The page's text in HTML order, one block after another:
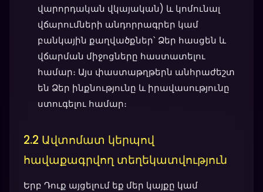
վարորդական վկայական) և կոմունալ
վճարումների անդորրագրեր կամ
բանկային քաղվածքներ՝ Ձեր հասցեն և
վճարման միջոցները հաստատելու
համար։ Այս փաստաթղթերն անհրաժեշտ
են Ձեր ինքնությունը և իրավասությունը
ստուգելու համար։
2.2 Ավտոմատ կերպով
հավաքագրվող տեղեկատվություն
Երբ Դուք այցելում եք մեր կայքը կամ